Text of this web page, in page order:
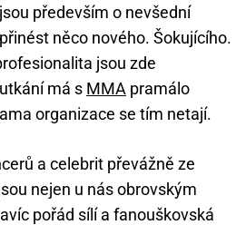
především o nevšední
něco nového. Šokujícího.
jsou zde
má s MMA pramálo
organizace se tím netají.
a celebrit převážně ze
nejen u nás obrovským
pořád sílí a fanouškovská